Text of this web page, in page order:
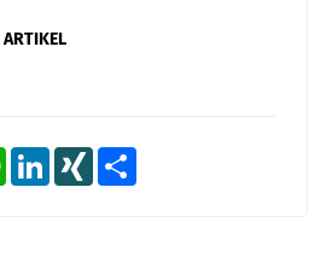
ARTIKEL
WhatsAppLinkedInXING